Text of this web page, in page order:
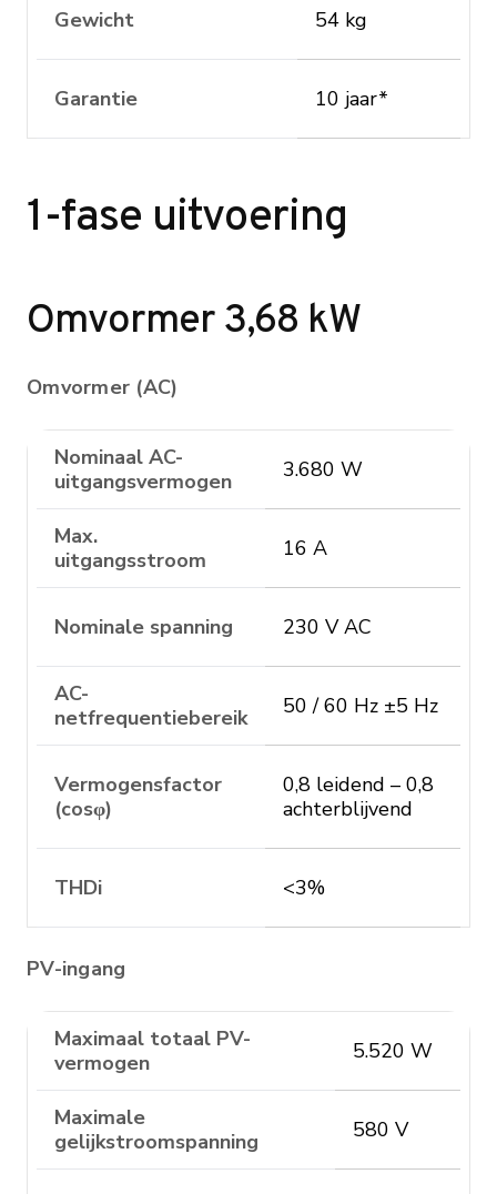
Gewicht 54 kg
Garantie 10 jaar*
1-fase uitvoering
Omvormer 3,68 kW
Omvormer (AC)
Nominaal AC-
uitgangsvermogen
3.680 W
Max.
uitgangsstroom
16 A
Nominale spanning 230 V AC
AC-
netfrequentiebereik
50 / 60 Hz ±5 Hz
Vermogensfactor
(cosφ)
0,8 leidend – 0,8
achterblijvend
THDi <3%
PV-ingang
Maximaal totaal PV-
vermogen
5.520 W
Maximale
gelijkstroomspanning
580 V